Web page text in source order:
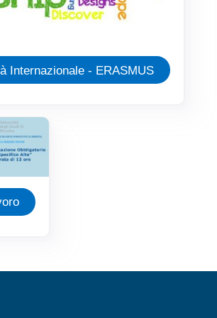
Internazionale - ERASMUS